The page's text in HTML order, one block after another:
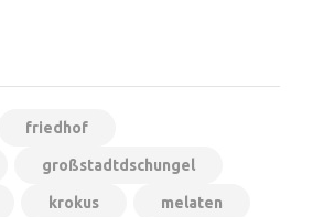
friedhof
großstadtdschungel
krokus melaten